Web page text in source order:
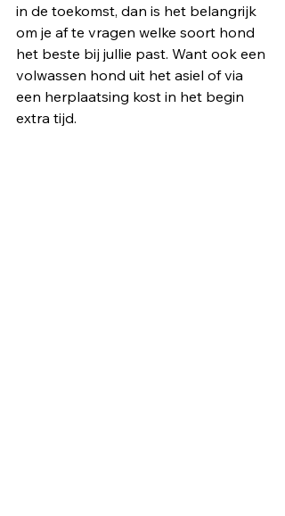
in de toekomst, dan is het belangrijk
om je af te vragen welke soort hond
het beste bij jullie past. Want ook een
volwassen hond uit het asiel of via
een herplaatsing kost in het begin
extra tijd.